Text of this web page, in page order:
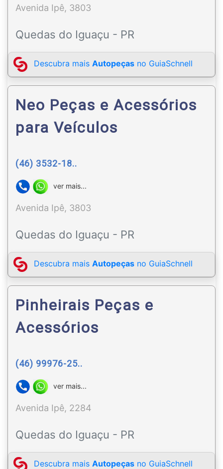
Avenida Ipê, 3803
Quedas do Iguaçu - PR
Descubra mais Autopeças no GuiaSchnell
Neo Peças e Acessórios
para Veículos
(46) 3532-18..
ver mais...
Avenida Ipê, 3803
Quedas do Iguaçu - PR
Descubra mais Autopeças no GuiaSchnell
Pinheirais Peças e
Acessórios
(46) 99976-25..
ver mais...
Avenida Ipê, 2284
Quedas do Iguaçu - PR
Descubra mais Autopeças no GuiaSchnell